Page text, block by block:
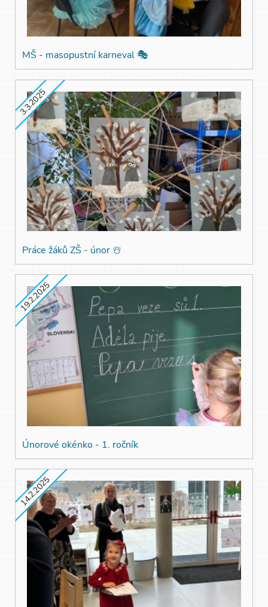
MŠ - masopustní karneval 🎭
3.3.2025
Práce žáků ZŠ - únor ☃️
19.2.2025
Únorové okénko - 1. ročník
14.2.2025